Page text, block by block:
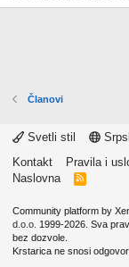
Članovi
Svetli stil
Kontakt
Pravila i
Naslovna
R
Community platform by
d.o.o. 1999-2026. Sva
bez dozvole.
Krstarica ne snosi